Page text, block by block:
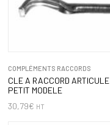
COMPLÉMENTS RACCORDS
CLE A RACCORD ARTICULE
PETIT MODELE
30,79€ HT